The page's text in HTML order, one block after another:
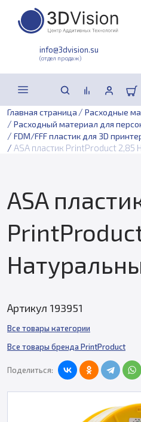
info@3dvision.su
(отдел продаж)
Главная страница / Расходные
/ Расходный материал для
/ FDM/FFF пластик для 3D
/ ASA пластик PrintProduct 2,85
ASA
Артикул 193951
Все товары категории
Все товары бренда PrintProduct
Поделиться: